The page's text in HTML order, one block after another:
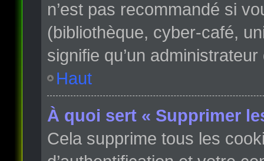
n’est pas recommandé si
(bibliothèque, cyber-café,
signifie qu’un
Haut
À quoi sert « Supprimer
Cela supprime tous les